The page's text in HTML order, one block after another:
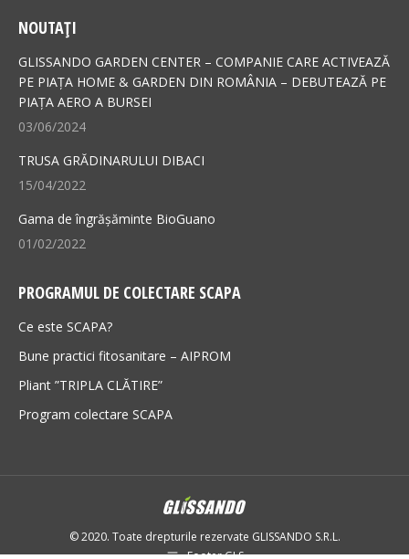
opens
in
new
window
opens
in
new
window
NOUTAȚI
GLISSANDO GARDEN CENTER – COMPANIE CARE ACTIVEAZĂ
PE PIAȚA HOME & GARDEN DIN ROMÂNIA – DEBUTEAZĂ PE
PIAȚA AERO A BURSEI
03/06/2024
TRUSA GRĂDINARULUI DIBACI
15/04/2022
Gama de îngrășăminte BioGuano
01/02/2022
PROGRAMUL DE COLECTARE SCAPA
Ce este SCAPA?
Bune practici fitosanitare – AIPROM
Pliant ”TRIPLA CLĂTIRE”
Program colectare SCAPA
© 2020. Toate drepturile rezervate GLISSANDO S.R.L.